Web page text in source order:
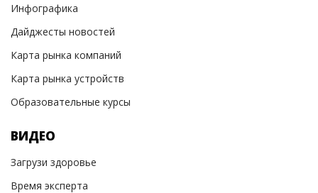
Инфографика
Дайджесты новостей
Карта рынка компаний
Карта рынка устройств
Образовательные курсы
ВИДЕО
Загрузи здоровье
Время эксперта